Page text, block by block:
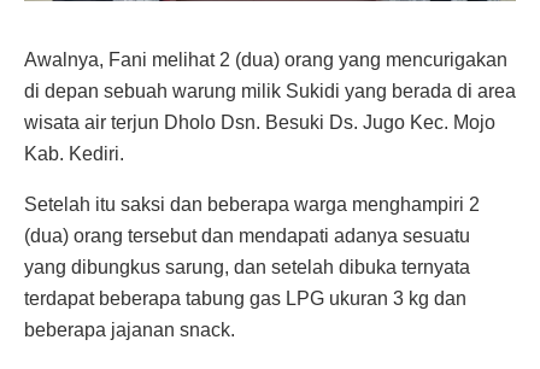
Awalnya, Fani melihat 2 (dua) orang yang mencurigakan
di depan sebuah warung milik Sukidi yang berada di area
wisata air terjun Dholo Dsn. Besuki Ds. Jugo Kec. Mojo
Kab. Kediri.
Setelah itu saksi dan beberapa warga menghampiri 2
(dua) orang tersebut dan mendapati adanya sesuatu
yang dibungkus sarung, dan setelah dibuka ternyata
terdapat beberapa tabung gas LPG ukuran 3 kg dan
beberapa jajanan snack.